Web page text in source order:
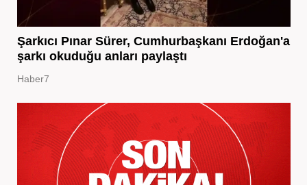
Şarkıcı Pınar Sürer, Cumhurbaşkanı Erdoğan'a
şarkı okuduğu anları paylaştı
Haber7